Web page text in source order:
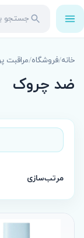
باز
کردن
منو
جستجو
در
محصولات
جستجو
خانه/فروشگاه/مراقبت
ضد چروک
مرتب‌سازی